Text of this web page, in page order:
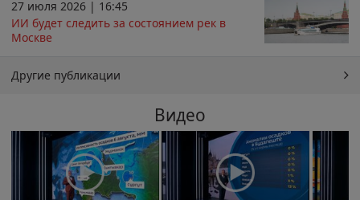
27 июля 2026 | 16:45
ИИ будет следить за состоянием рек в
Москве
Другие публикации
Видео